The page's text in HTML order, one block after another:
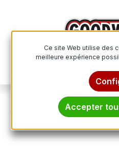
Pneus spéciaux
VREDESTEIN 3.50 - 8
Ce site Web utilise des
meilleure expérience
Accepter